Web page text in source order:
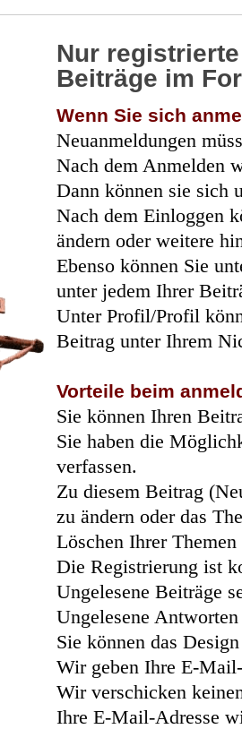
Nur
Beiträge im
Wenn Sie sich
Neuanmeldungen
Nach dem Anmelden
Dann können sie sich
Nach dem Einloggen
ändern oder weitere
Ebenso können Sie
unter jedem Ihrer
Unter Profil/Profil
Beitrag unter Ihrem
Vorteile beim
Sie können Ihren
Sie haben die
verfassen.
Zu diesem Beitrag
zu ändern oder das
Löschen Ihrer
Die Registrierung ist
Ungelesene Beiträge
Ungelesene
Sie können das
Wir geben Ihre E-
Wir verschicken
Ihre E-Mail-Adresse